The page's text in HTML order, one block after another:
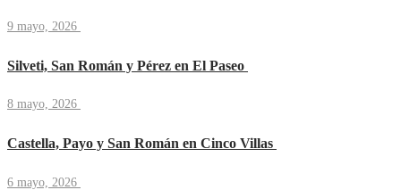
9 mayo, 2026
Silveti, San Román y Pérez en El Paseo
8 mayo, 2026
Castella, Payo y San Román en Cinco Villas
6 mayo, 2026